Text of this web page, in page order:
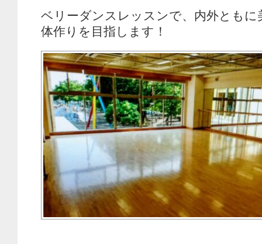
ベリーダンスレッスンで、内外ともに
体作りを目指します！